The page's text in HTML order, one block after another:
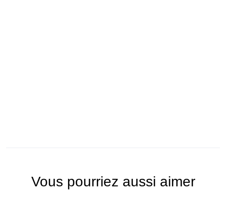
Vous pourriez aussi aimer